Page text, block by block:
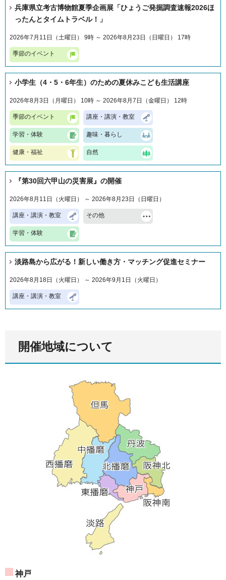
兵庫県立考古博物館夏季企画展「ひょうご発掘調査速報2026ほ
ったんとタイムトラベル！」
2026年7月11日（土曜日） 9時 ～ 2026年8月23日（日曜日） 17時
季節のイベント
小学生（4・5・6年生）のための夏休みこども生活講座
2026年8月3日（月曜日） 10時 ～ 2026年8月7日（金曜日） 12時
季節のイベント 講座・講演・教室
学習・体験 趣味・暮らし
健康・福祉 自然
『第30回六甲山の災害展』の開催
2026年8月11日（火曜日） ～ 2026年8月23日（日曜日）
講座・講演・教室 その他
学習・体験
淡路島から広がる！新しい働き方・マッチング促進セミナー
2026年8月18日（火曜日） ～ 2026年9月1日（火曜日）
講座・講演・教室
開催地域について
神戸